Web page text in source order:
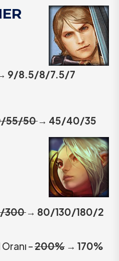
9/8.5/8/7.5/7
55/50 → 45/40/35
300 → 80/130/180/2
–200% → 170%